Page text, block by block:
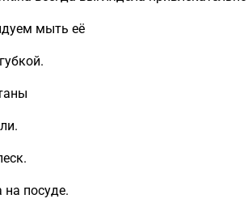
мыть её
на посуде.